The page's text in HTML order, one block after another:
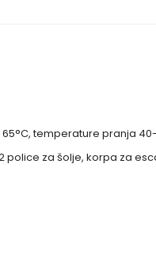
65°C, temperature pranja
za šolje, korpa za